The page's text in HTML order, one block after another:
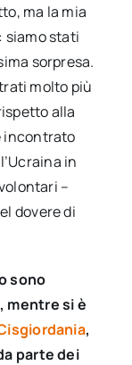
ma la mia
siamo stati
sorpresa.
molto più
alla
incontrato
in
–
dovere di
sono
mentre si è
,
parte dei